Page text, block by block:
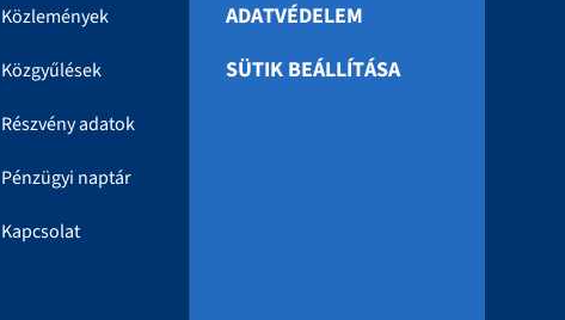
Közlemények
Közgyűlések
Részvény adatok
Pénzügyi naptár
Kapcsolat
ADATVÉDELEM
SÜTIK BEÁLLÍTÁSA